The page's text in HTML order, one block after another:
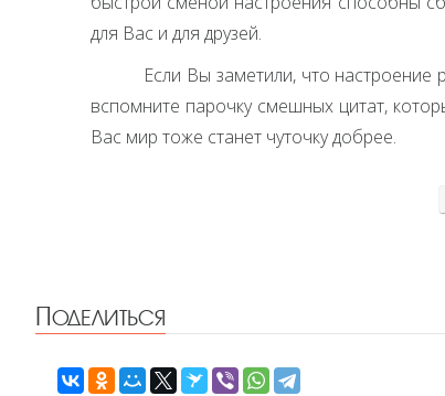
для Вас и для друзей.
Если Вы заметили, что настроение
вспомните парочку смешных цитат,
Вас мир тоже станет чуточку добрее.
Поделиться